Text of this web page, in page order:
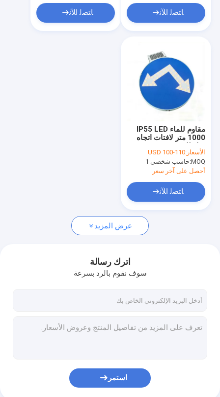
أضواء تحذير تعمل بالطاقة الشمسية
إشارات المرور التي تعمل بالطاقة الشمسية
لافتات الشوارع بالطاقة الشمسية
علامة شيفرون الشمسية
علامة عبور المشاة بالطاقة الشمسية
ﺎﺘﺼﻟ ﺍﻶﻧ ﺎﺘﺼﻟ ﺍﻶﻧ
مقاوم للماء IP55 LED
1000 متر لافتات اتجاه
الأسعار:USD 100-110
MOQ: حاسب شخصي 1
أحصل على آخر سعر
ﺎﺘﺼﻟ ﺍﻶﻧ
عرض المزيد
اترك رسالة
سوف نقوم بالرد بسرعة
استمر